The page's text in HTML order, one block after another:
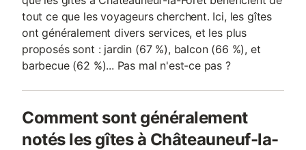
tout ce que les voyageurs cherchent. Ici, les gîtes
ont généralement divers services, et les plus
proposés sont : jardin (67 %), balcon (66 %), et
barbecue (62 %)... Pas mal n'est-ce pas ?
Comment sont généralement
notés les gîtes à Châteauneuf-la-